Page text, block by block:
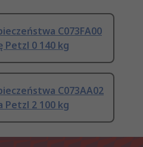
C073FA00
Petzl 0 140 kg
C073AA02
Petzl 2 100 kg